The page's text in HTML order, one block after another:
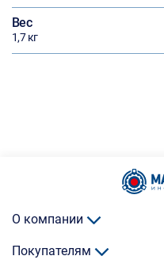
Вес
1,7 кг
О компании
Покупателям